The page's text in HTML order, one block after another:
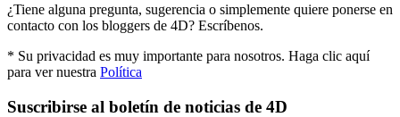
¿Tiene alguna pregunta, sugerencia o simplemente quiere ponerse en
contacto con los bloggers de 4D? Escríbenos.
* Su privacidad es muy importante para nosotros. Haga clic aquí
para ver nuestra Política
Suscribirse al boletín de noticias de 4D